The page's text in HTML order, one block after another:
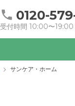
0120-
受付時間 10:00〜19:00
サンケア・ホーム